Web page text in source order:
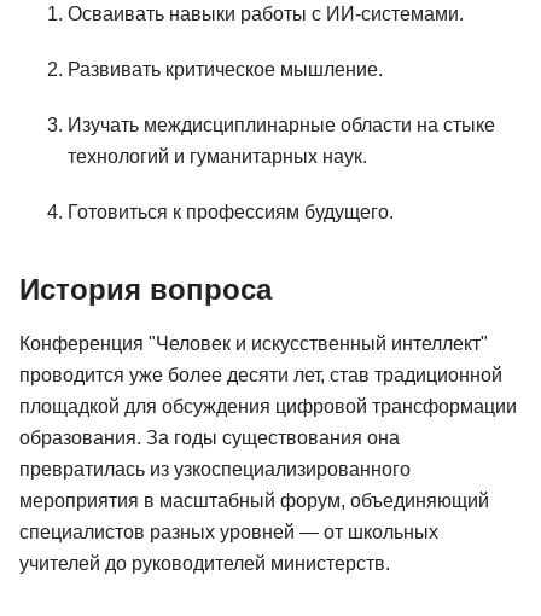
Осваивать навыки работы с ИИ-системами.
Развивать критическое мышление.
Изучать междисциплинарные области на стыке
технологий и гуманитарных наук.
Готовиться к профессиям будущего.
История вопроса
Конференция "Человек и искусственный интеллект"
проводится уже более десяти лет, став традиционной
площадкой для обсуждения цифровой трансформации
образования. За годы существования она
превратилась из узкоспециализированного
мероприятия в масштабный форум, объединяющий
специалистов разных уровней — от школьных
учителей до руководителей министерств.